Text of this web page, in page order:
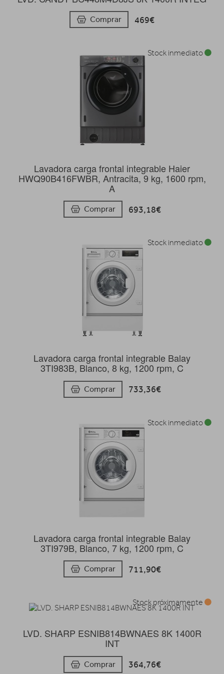
Comprar 469€
Lavadora carga frontal integrable Haier
HWQ90B416FWBR, Antracita, 9 kg, 1600 rpm,
A
Comprar 693,18€
Stock inmediato
Lavadora carga frontal integrable Balay
3TI983B, Blanco, 8 kg, 1200 rpm, C
Comprar 733,36€
Stock inmediato
Lavadora carga frontal integrable Balay
3TI979B, Blanco, 7 kg, 1200 rpm, C
Comprar 711,90€
Stock inmediato
LVD. SHARP ESNIB814BWNAES 8K 1400R
INT
Comprar 364,76€
Stock próximamente